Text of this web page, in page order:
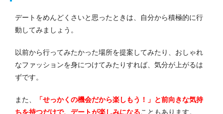
デートをめんどくさいと思ったときは、自分から積極的に行
動してみましょう。
以前から行ってみたかった場所を提案してみたり、おしゃれ
なファッションを身につけてみたりすれば、気分が上がるは
ずです。
また、
「せっかくの機会だから楽しもう！」と前向きな気持
ちを持つだけで、デートが楽しみになることもあります。